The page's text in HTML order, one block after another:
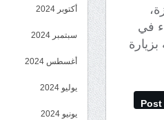
في
Post
أكتوبر 2024
سبتمبر 2024
أغسطس 2024
يوليو 2024
يونيو 2024